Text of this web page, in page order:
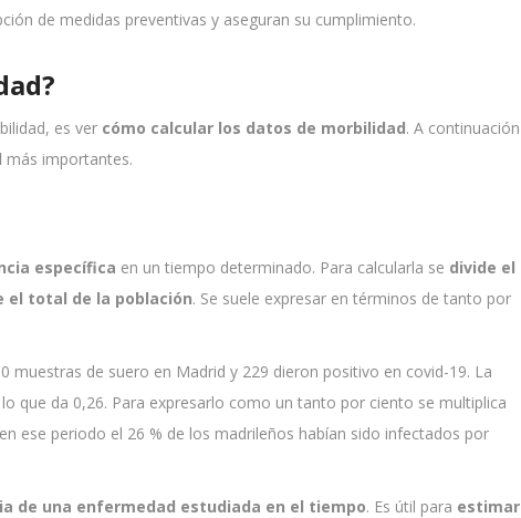
de medidas preventivas y aseguran su cumplimiento.
es ver cómo calcular los datos de morbilidad. A continuación
más importantes.
específica en un tiempo determinado. Para calcularla se divide el
el total de la población. Se suele expresar en términos de tanto por
muestras de suero en Madrid y 229 dieron positivo en covid-19. La
que da 0,26. Para expresarlo como un tanto por ciento se multiplica
ese periodo el 26 % de los madrileños habían sido infectados por
de una enfermedad estudiada en el tiempo. Es útil para estimar